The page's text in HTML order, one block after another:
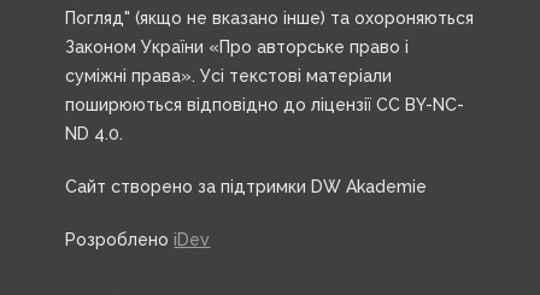
Погляд" (якщо не вказано інше) та охороняються
Законом України «Про авторське право і
суміжні права». Усі текстові матеріали
поширюються відповідно до ліцензії CC BY-NC-
ND 4.0.
Сайт створено за підтримки DW Akademie
Розроблено iDev